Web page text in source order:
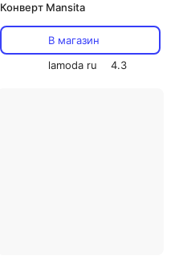
Конверт Mansita
В магазин
lamoda ru
4.3